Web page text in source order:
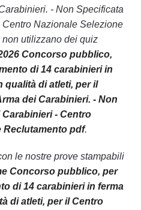
- Non Specificata
Centro Nazionale Selezione
utilizzano dei quiz
Concorso pubblico,
di 14 carabinieri in
qualità di atleti, per il
dei Carabinieri. - Non
- Centro
Reclutamento pdf.
le nostre prove stampabili
Concorso pubblico, per
di 14 carabinieri in ferma
di atleti, per il Centro